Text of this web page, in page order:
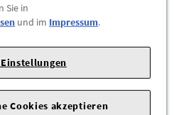
Audi
Sie in
und im Impressum.
Cookies akzeptieren